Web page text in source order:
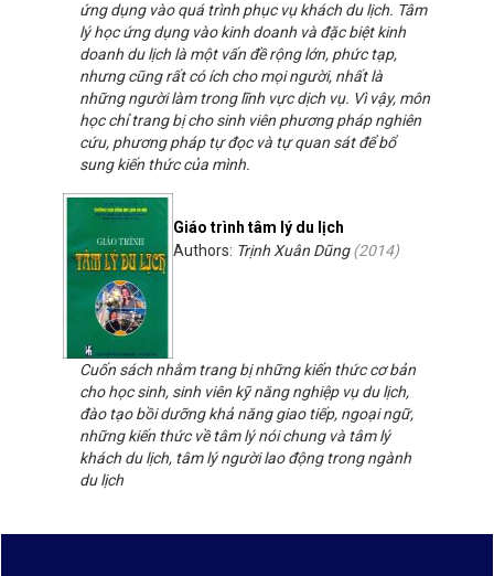
ứng dụng vào quá trình phục vụ khách du lịch. Tâm
lý học ứng dụng vào kinh doanh và đặc biệt kinh
doanh du lịch là một vấn đề rộng lớn, phức tạp,
nhưng cũng rất có ích cho mọi người, nhất là
những người làm trong lĩnh vực dịch vụ. Vì vậy, môn
học chỉ trang bị cho sinh viên phương pháp nghiên
cứu, phương pháp tự đọc và tự quan sát để bổ
sung kiến thức của mình.
Giáo trình tâm lý du lịch
Authors: Trịnh Xuân Dũng(2014)
Cuốn sách nhằm trang bị những kiến thức cơ bản
cho học sinh, sinh viên kỹ năng nghiệp vụ du lịch,
đào tạo bồi dưỡng khả năng giao tiếp, ngoại ngữ,
những kiến thức về tâm lý nói chung và tâm lý
khách du lịch, tâm lý người lao động trong ngành
du lịch